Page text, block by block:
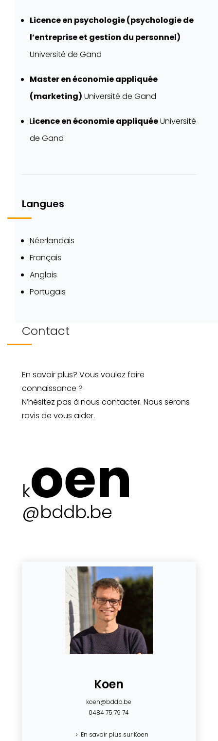
Licence en psychologie (psychologie de
l’entreprise et gestion du personnel)
Université de Gand
Master en économie appliquée
(marketing) Université de Gand
Licence en économie appliquéeUniversité
de Gand
Langues
Néerlandais
Français
Anglais
Portugais
Contact
En savoir plus? Vous voulez faire
connaissance ?
N’hésitez pas à nous contacter. Nous serons
ravis de vous aider.
koen
@bddb.be
Koen
koen@bddb.be
0484 75 79 74
En savoir plus sur Koen